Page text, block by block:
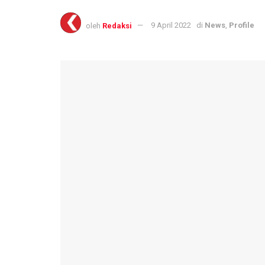
oleh Redaksi 9 April 2022 di News, Profile